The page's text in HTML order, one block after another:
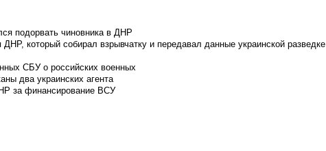
подорвать чиновника в ДНР
который собирал взрывчатку и передавал данные украинской разведке
СБУ о российских военных
два украинских агента
за финансирование ВСУ